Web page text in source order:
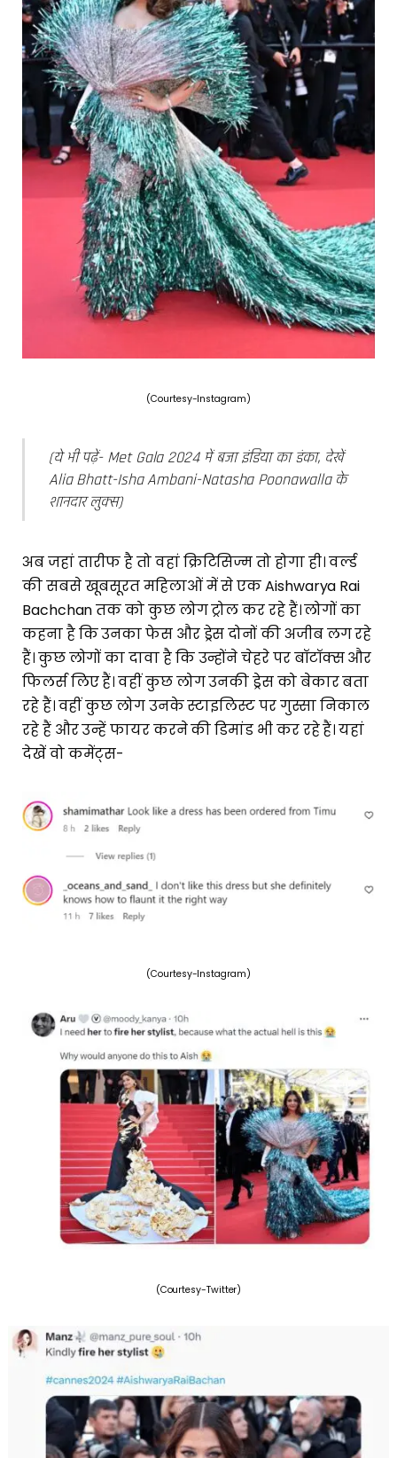
(Courtesy-Instagram)
(ये भी पढ़ें- Met Gala 2024 में बजा इंडिया का डंका, देखें
Alia Bhatt-Isha Ambani-Natasha Poonawalla के
शानदार लुक्स)
अब जहां तारीफ है तो वहां क्रिटिसिज्म तो होगा ही। वर्ल्ड
की सबसे खूबसूरत महिलाओं में से एक Aishwarya Rai
Bachchan तक को कुछ लोग ट्रोल कर रहे हैं। लोगों का
कहना है कि उनका फेस और ड्रेस दोनों की अजीब लग रहे
हैं। कुछ लोगों का दावा है कि उन्होंने चेहरे पर बॉटॉक्स और
फिलर्स लिए हैं। वहीं कुछ लोग उनकी ड्रेस को बेकार बता
रहे हैं। वहीं कुछ लोग उनके स्टाइलिस्ट पर गुस्सा निकाल
रहे हैं और उन्हें फायर करने की डिमांड भी कर रहे हैं। यहां
देखें वो कमेंट्स-
(Courtesy-Instagram)
(Courtesy-Twitter)